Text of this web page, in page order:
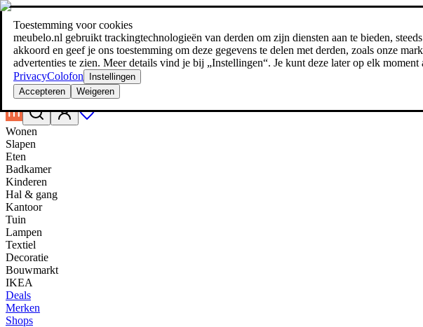
Toestemming voor cookies
meubelo.nl gebruikt trackingtechnologieën van derden om zijn diensten aan te bieden,
akkoord en geef je ons toestemming om deze gegevens te delen met derden, zoals onze
advertenties te zien. Meer details vind je bij „Instellingen“. Je kunt deze later op elk moment
PrivacyColofon
Instellingen
Accepteren
Weigeren
Zoeken
meubel jezelf de beste prijs!meubel jezelf de beste prijs!
Wonen
Slapen
Eten
Badkamer
Kinderen
Hal & gang
Kantoor
Tuin
Lampen
Textiel
Decoratie
Bouwmarkt
IKEA
Deals
Merken
Shops